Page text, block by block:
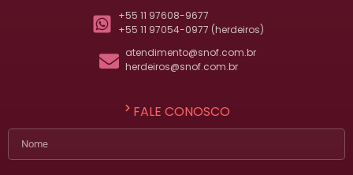
+55 11 97608-9677
+55 11 97054-0977 (herdeiros)
atendimento@snof.com.br
herdeiros@snof.com.br
FALE CONOSCO